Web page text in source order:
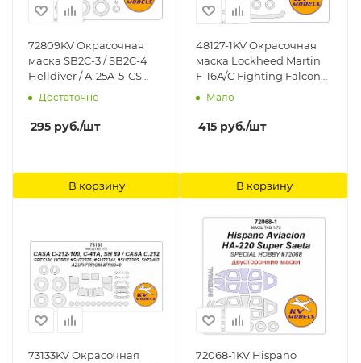
72809KV Окрасочная
маска SB2C-3 / SB2C-4
Helldiver / A-25A-5-CS
Shrike (DRAGON #5103,
#5059, #5115) + маски на
диски и колеса KV
Models
Достаточно
295 руб./шт
В корзину
48127-1KV Окрасочная
маска Lockheed Martin
F-16A/C Fighting Falcon
(ITALERI #840, #841,
#72841 / MasterCraft #G-
116 / REVELL #04543) -
KV Models
Мало
415 руб./шт
В корзину
73133KV Окрасочная
72068-1KV Hispano